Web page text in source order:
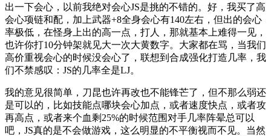
出一下会心，以前我绝对会心JS是挑的不错的。好，我买了高
会心项链和配，加上武器+8全身会心有140左右，但出的会心
率极低，在怪身上出的高一点，打人，那就基本上难得一见，
也许你打10分钟架就见大一次大黄数字。大家都在骂，当我们
高价重视会心的时候没会心了，联想到合成强化打造几率，我
们不禁感叹：JS的几率全是LJ。
我的意见很简单，刀昆也许再改也不能锋芒了，但不那么弱还
是可以的，比如技能点哪块会心加点，或者速度快点，或者攻
再高点，或者来个血剩25%的时候范围对手几率阵晕总可以
吧，JS真的是不会做游戏，这么明显的不平衡视而不见。当然